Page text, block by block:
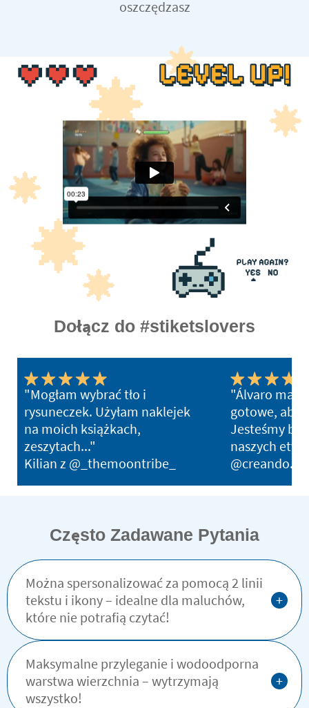
oszczędzasz
Dołącz do #stiketslovers
"Mogłam wybrać tło i
rysuneczek. Użyłam naklejek
na moich książkach,
zeszytach..."
Kilian z @_themoontribe_
"Álvaro ma
gotowe, aby
Jesteśmy
naszych
@creando.ho
Często Zadawane Pytania
Można spersonalizować za pomocą 2 linii
tekstu i ikony – idealne dla maluchów,
które nie potrafią czytać!
+
Maksymalne przyleganie i wodoodporna
warstwa wierzchnia – wytrzymają
wszystko!
+